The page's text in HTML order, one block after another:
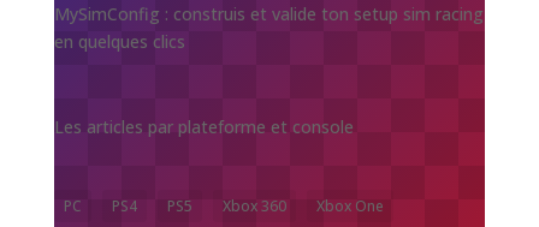
MySimConfig : construis et valide ton setup sim racing
en quelques clics
Les articles par plateforme et console
PC PS4 PS5 Xbox 360 Xbox One